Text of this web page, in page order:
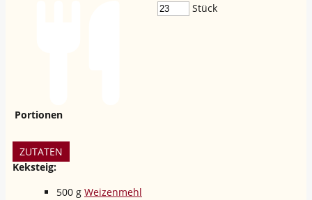
Portionen
Stück
ZUTATEN
Keksteig:
500 g Weizenmehl